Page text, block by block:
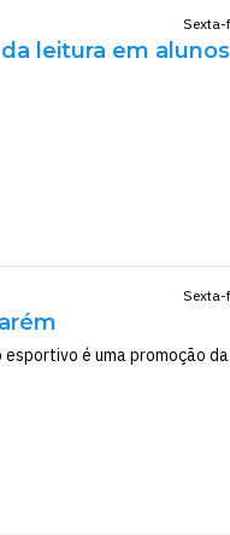
Sexta-
leitura em
Sexta-
é uma promoção da